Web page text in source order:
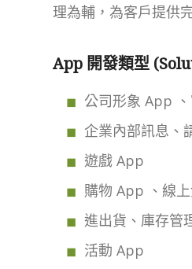
理為輔，為客戶提供
App 開發類型
公司形象 App
企業內部訊息、
遊戲 App
購物 App 、線
進出貨、庫存管
活動 App